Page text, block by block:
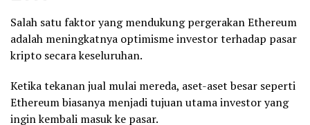
Salah satu faktor yang mendukung pergerakan Ethereum
adalah meningkatnya optimisme investor terhadap pasar
kripto secara keseluruhan.
Ketika tekanan jual mulai mereda, aset-aset besar seperti
Ethereum biasanya menjadi tujuan utama investor yang
ingin kembali masuk ke pasar.